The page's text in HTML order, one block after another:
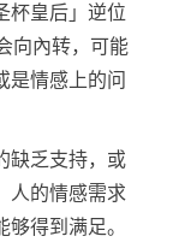
杯皇后」逆位
向內转，可能
是情感上的问
缺乏支持，或
人的情感需求
得到满足。